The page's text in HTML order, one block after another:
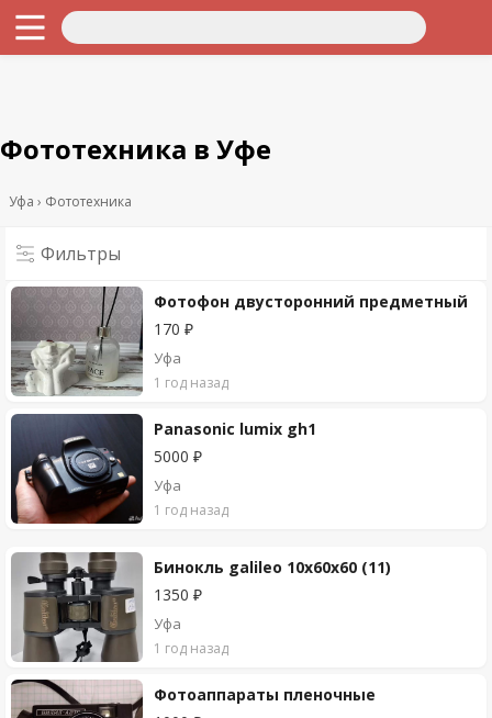
Фототехника в Уфе
Уфа Фототехника
Фильтры
Фотофон двусторонний предметный
170 ₽
Уфа
1 год назад
Panasonic lumix gh1
5000 ₽
Уфа
1 год назад
Бинокль galileo 10x60x60 (11)
1350 ₽
Уфа
1 год назад
Фотоаппараты пленочные